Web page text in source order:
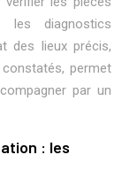
les diagnostics
des lieux précis,
permet
par un
: les